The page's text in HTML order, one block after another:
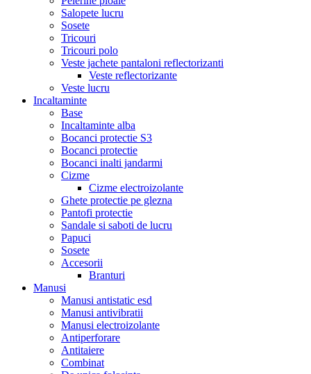
Salopete lucru
Sosete
Tricouri
Tricouri polo
Veste jachete pantaloni reflectorizanti
Veste reflectorizante
Veste lucru
Incaltaminte
Base
Incaltaminte alba
Bocanci protectie S3
Bocanci protectie
Bocanci inalti jandarmi
Cizme
Cizme electroizolante
Ghete protectie pe glezna
Pantofi protectie
Sandale si saboti de lucru
Papuci
Sosete
Accesorii
Branturi
Manusi
Manusi antistatic esd
Manusi antivibratii
Manusi electroizolante
Antiperforare
Antitaiere
Combinat